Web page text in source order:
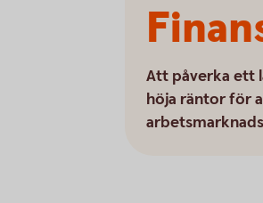
Att påverka ett
höja räntor för